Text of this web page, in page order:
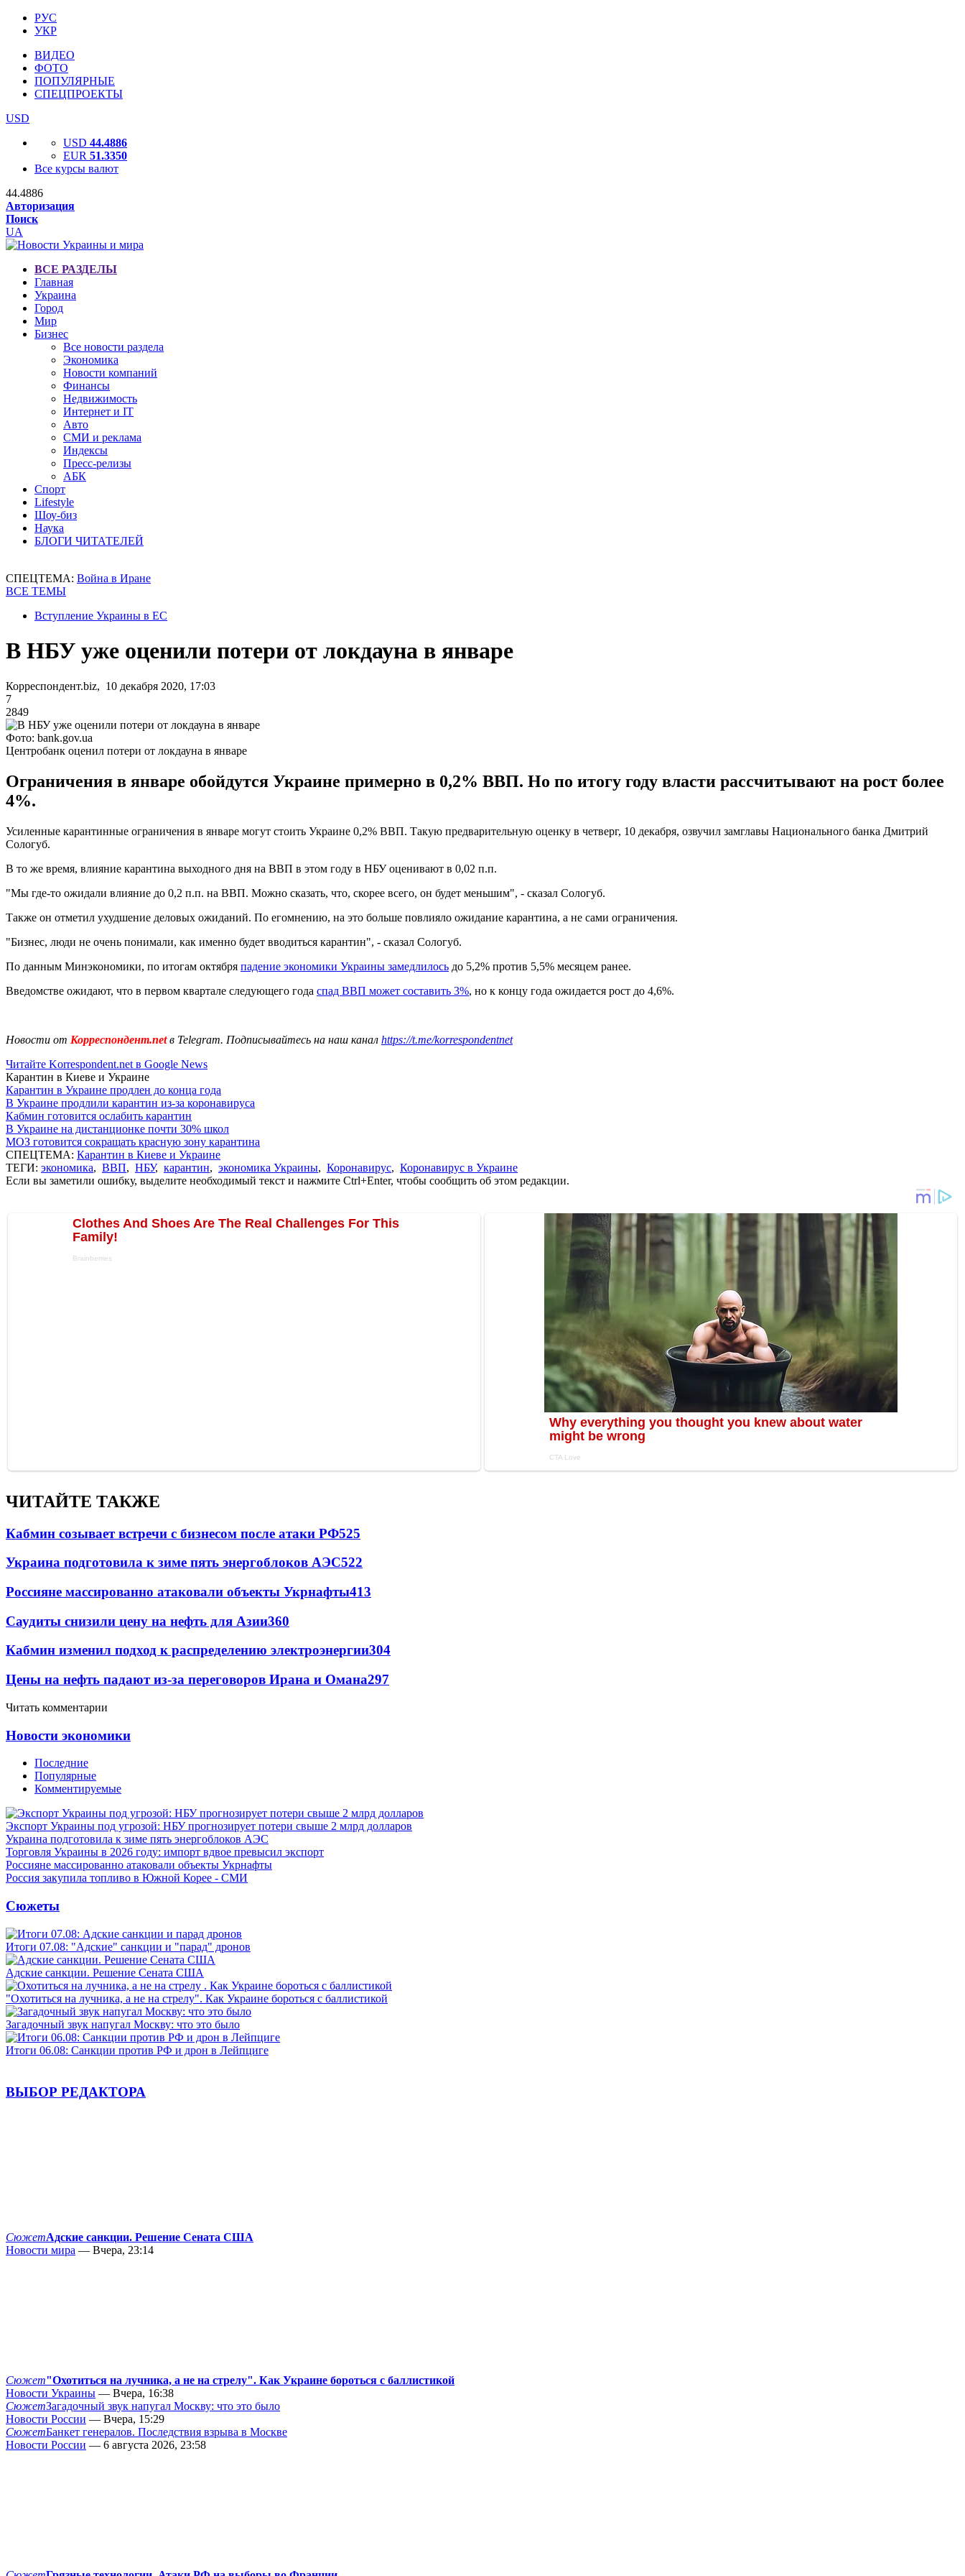
РУС
УКР
ВИДЕО
ФОТО
ПОПУЛЯРНЫЕ
СПЕЦПРОЕКТЫ
USD
USD 44.4886
EUR 51.3350
Все курсы валют
44.4886
Авторизация
Поиск
UA
ВСЕ РАЗДЕЛЫ
Главная
Украина
Город
Мир
Бизнес
Все новости раздела
Экономика
Новости компаний
Финансы
Недвижимость
Интернет и IT
Авто
СМИ и реклама
Индексы
Пресс-релизы
АБК
Спорт
Lifestyle
Шоу-биз
Наука
БЛОГИ ЧИТАТЕЛЕЙ
СПЕЦТЕМА: Война в Иране
ВСЕ ТЕМЫ
Вступление Украины в ЕС
В НБУ уже оценили потери от локдауна в январе
Корреспондент.biz, 10 декабря 2020, 17:03
7
2849
Фото: bank.gov.ua
Центробанк оценил потери от локдауна в январе
Ограничения в январе обойдутся Украине примерно в 0,2% ВВП. Но по итогу году власти рассчитывают на рост более
4%.
Усиленные карантинные ограничения в январе могут стоить Украине 0,2% ВВП. Такую предварительную оценку в четверг, 10 декабря, озвучил замглавы Национального банка Дмитрий
Сологуб.
В то же время, влияние карантина выходного дня на ВВП в этом году в НБУ оценивают в 0,02 п.п.
"Мы где-то ожидали влияние до 0,2 п.п. на ВВП. Можно сказать, что, скорее всего, он будет меньшим", - сказал Сологуб.
Также он отметил ухудшение деловых ожиданий. По егомнению, на это больше повлияло ожидание карантина, а не сами ограничения.
"Бизнес, люди не очень понимали, как именно будет вводиться карантин", - сказал Сологуб.
По данным Минэкономики, по итогам октября падение экономики Украины замедлилось до 5,2% против 5,5% месяцем ранее.
Введомстве ожидают, что в первом квартале следующего года спад ВВП может составить 3%, но к концу года ожидается рост до 4,6%.
Новости от Корреспондент.netв Telegram. Подписывайтесь на наш канал https://t.me/korrespondentnet
Читайте Korrespondent.net в Google News
Карантин в Киеве и Украине
Карантин в Украине продлен до конца года
В Украине продлили карантин из-за коронавируса
Кабмин готовится ослабить карантин
В Украине на дистанционке почти 30% школ
МОЗ готовится сокращать красную зону карантина
СПЕЦТЕМА: Карантин в Киеве и Украине
ТЕГИ: экономика, ВВП, НБУ, карантин, экономика Украины, Коронавирус, Коронавирус в Украине
Если вы заметили ошибку, выделите необходимый текст и нажмите Ctrl+Enter, чтобы сообщить об этом редакции.
ЧИТАЙТЕ ТАКЖЕ
Кабмин созывает встречи с бизнесом после атаки РФ525
Украина подготовила к зиме пять энергоблоков АЭС522
Россияне массированно атаковали объекты Укрнафты413
Саудиты снизили цену на нефть для Азии360
Кабмин изменил подход к распределению электроэнергии304
Цены на нефть падают из-за переговоров Ирана и Омана297
Читать комментарии
Новости экономики
Последние
Популярные
Комментируемые
Экспорт Украины под угрозой: НБУ прогнозирует потери свыше 2 млрд долларов
Украина подготовила к зиме пять энергоблоков АЭС
Торговля Украины в 2026 году: импорт вдвое превысил экспорт
Россияне массированно атаковали объекты Укрнафты
Россия закупила топливо в Южной Корее - СМИ
Сюжеты
Итоги 07.08: "Адские" санкции и "парад" дронов
Адские санкции. Решение Сената США
"Охотиться на лучника, а не на стрелу". Как Украине бороться с баллистикой
Загадочный звук напугал Москву: что это было
Итоги 06.08: Санкции против РФ и дрон в Лейпциге
ВЫБОР РЕДАКТОРА
СюжетАдские санкции. Решение Сената США
Новости мира — Вчера, 23:14
Сюжет"Охотиться на лучника, а не на стрелу". Как Украине бороться с баллистикой
Новости Украины — Вчера, 16:38
СюжетЗагадочный звук напугал Москву: что это было
Новости России — Вчера, 15:29
СюжетБанкет генералов. Последствия взрыва в Москве
Новости России — 6 августа 2026, 23:58